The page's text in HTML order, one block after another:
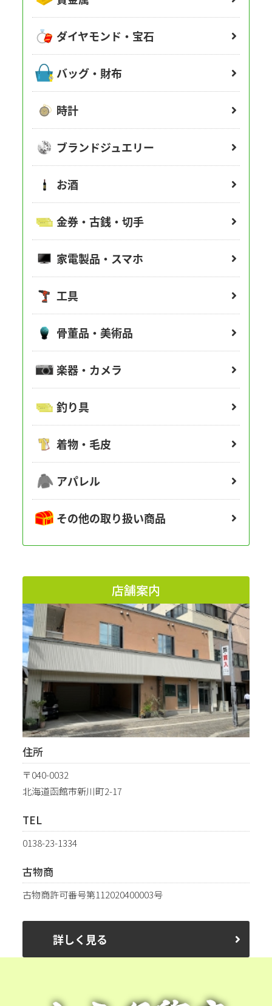
ダイヤモンド・宝石
バッグ・財布
時計
ブランドジュエリー
お酒
金券・古銭・切手
家電製品・スマホ
工具
骨董品・美術品
楽器・カメラ
釣り具
着物・毛皮
アパレル
その他の取り扱い商品
店舗案内
住所
〒040-0032
北海道函館市新川町2-17
TEL
0138-23-1334
古物商
古物商許可番号第112020400003号
詳しく見る